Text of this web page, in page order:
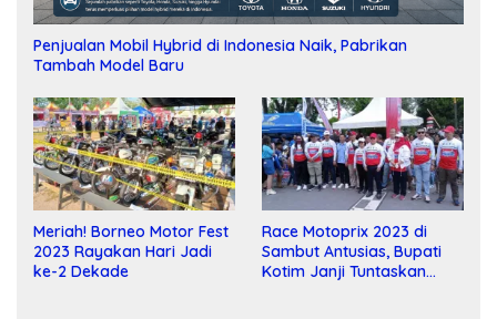
Penjualan Mobil Hybrid di Indonesia Naik, Pabrikan
Tambah Model Baru
Meriah! Borneo Motor Fest
2023 Rayakan Hari Jadi
ke-2 Dekade
Race Motoprix 2023 di
Sambut Antusias, Bupati
Kotim Janji Tuntaskan